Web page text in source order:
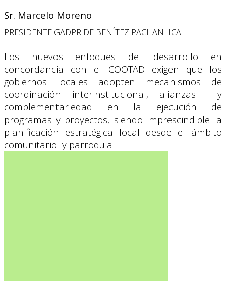
Sr. Marcelo Moreno
PRESIDENTE GADPR DE BENÍTEZ PACHANLICA
Los nuevos enfoques del desarrollo en
concordancia con el COOTAD exigen que los
gobiernos locales adopten mecanismos de
coordinación interinstitucional, alianzas y
complementariedad en la ejecución de
programas y proyectos, siendo imprescindible la
planificación estratégica local desde el ámbito
comunitario y parroquial.